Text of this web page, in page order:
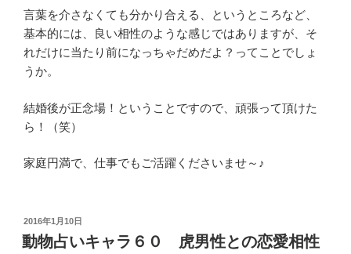
言葉を介さなくても分かり合える、というところなど、
基本的には、良い相性のような感じではありますが、そ
れだけに当たり前になっちゃだめだよ？ってことでしょ
うか。
結婚後が正念場！ということですので、頑張って頂けた
ら！（笑）
家庭円満で、仕事でもご活躍くださいませ～♪
投
稿
日:
2016年1月10日
動物占いキャラ６０ 虎男性との恋愛相性